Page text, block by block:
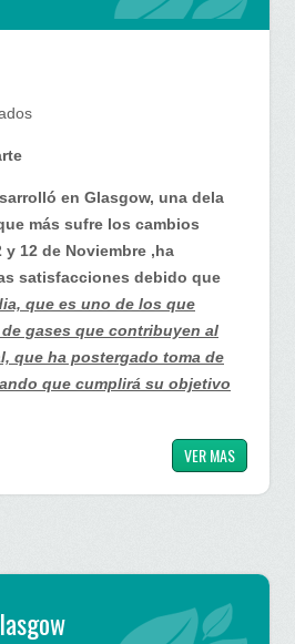
en
parte.en Glasgow, una dela
más sufre los cambios
12 de Noviembre ,ha
satisfacciones debido que
que es uno de los que
gases que contribuyen al
que ha postergado toma de
que cumplirá su objetivo
VER MAS